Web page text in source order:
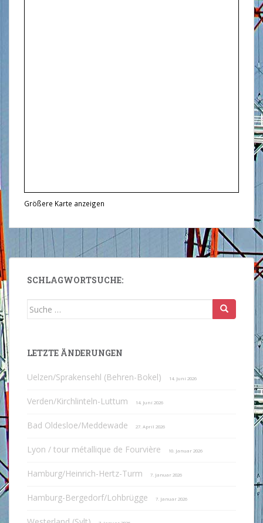
Größere Karte anzeigen
SCHLAGWORTSUCHE:
Suche
LETZTE ÄNDERUNGEN
Uelzen/Sprakensehl (Behren-Bokel) 14. Juni 2026
Verden/Kirchlinteln-Luttum 14. Juni 2026
Bad Oldesloe/Meddewade 27. April 2026
Lyon / tour métallique de Fourvière 10. Januar 2026
Hamburg/Heinrich-Hertz-Turm 7. Januar 2026
Hamburg-Bergedorf/Lohbrügge 7. Januar 2026